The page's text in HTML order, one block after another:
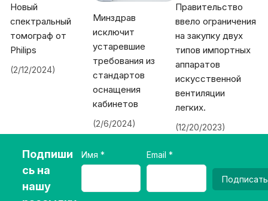
Новый
спектральный
томограф от
Philips
(2/12/2024)
Минздрав
исключит
устаревшие
требования из
стандартов
оснащения
кабинетов
(2/6/2024)
Правительство
ввело ограничения
на закупку двух
типов импортных
аппаратов
искусственной
вентиляции
легких.
(12/20/2023)
Подпиши
сь на
нашу
Имя Email